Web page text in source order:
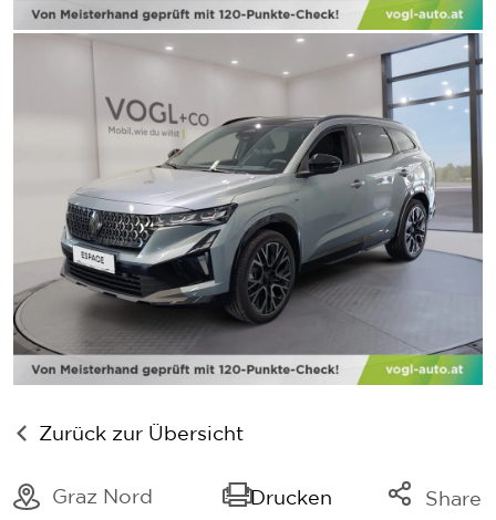
Zurück zur Übersicht
Graz Nord Drucken Share